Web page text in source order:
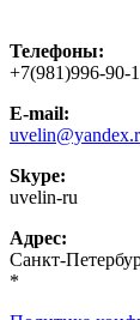
Телефоны:
+7(981)996-90-
E-mail:
Skype:
uvelin-ru
Адрес:
Санкт-
*